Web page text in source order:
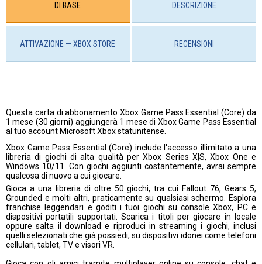
DI BASE DESCRIZIONE
ATTIVAZIONE — ХBOX STORE RECENSIONI
Questa carta di abbonamento Xbox Game Pass Essential (Core) da
1 mese (30 giorni) aggiungerà 1 mese di Xbox Game Pass Essential
al tuo account Microsoft Xbox statunitense.
Xbox Game Pass Essential (Core) include l'accesso illimitato a una
libreria di giochi di alta qualità per Xbox Series X|S, Xbox One e
Windows 10/11. Con giochi aggiunti costantemente, avrai sempre
qualcosa di nuovo a cui giocare.
Gioca a una libreria di oltre 50 giochi, tra cui Fallout 76, Gears 5,
Grounded e molti altri, praticamente su qualsiasi schermo. Esplora
franchise leggendari e goditi i tuoi giochi su console Xbox, PC e
dispositivi portatili supportati. Scarica i titoli per giocare in locale
oppure salta il download e riproduci in streaming i giochi, inclusi
quelli selezionati che già possiedi, su dispositivi idonei come telefoni
cellulari, tablet, TV e visori VR.